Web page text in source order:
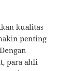
kualitas
penting
para ahli